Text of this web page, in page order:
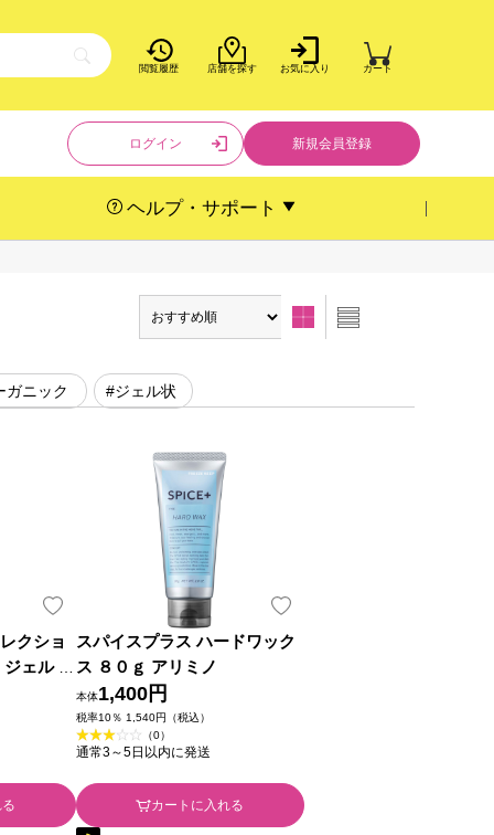
閲覧履歴 店舗を探す お気に入り カート
ログイン 新規会員登録
ヘルプ・サポート
ガニック #ジェル状
クショ
ェル １
スパイスプラス ハードワック
ス ８０ｇ アリミノ
本体1,400円
税率10％ 1,540円（税込）
（0）
通常3～5日以内に発送
カートに入れる